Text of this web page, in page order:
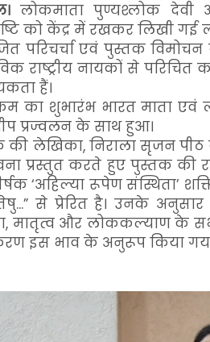
लोकमाता पुण्यश्लोक देवी
को केंद्र में रखकर लिखी
परिचर्चा एवं पुस्तक
राष्ट्रीय नायकों से
हैं।
का शुभारंभ भारत माता एवं
प्रज्वलन के साथ हुआ।
लेखिका, निराला सृजन पीठ
प्रस्तुत करते हुए पुस्तक की
‘अहिल्या रूपेण संस्थिता’
से प्रेरित है। उनके अनुसार
मातृत्व और लोककल्याण के
इस भाव के अनुरूप किया